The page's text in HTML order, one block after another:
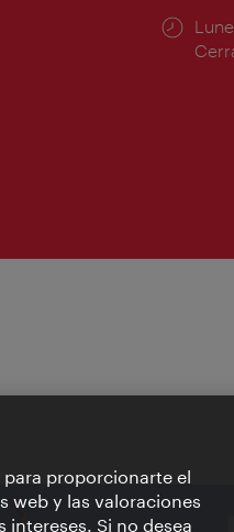
de
para proporcionarte el
web y las valoraciones
Si no desea